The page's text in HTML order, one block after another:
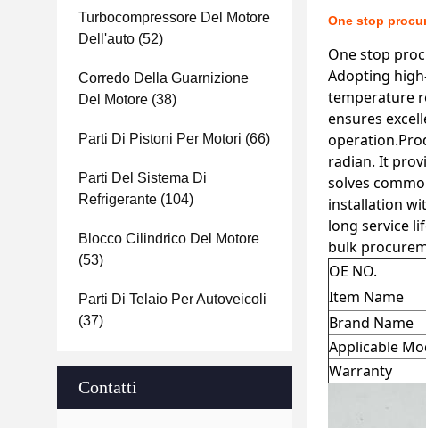
Turbocompressore Del Motore
Dell'auto (52)
Corredo Della Guarnizione
Del Motore (38)
Parti Di Pistoni Per Motori (66)
Parti Del Sistema Di
Refrigerante (104)
Blocco Cilindrico Del Motore
(53)
Parti Di Telaio Per Autoveicoli
(37)
Contatti
One stop
One stop
Adopting
temperature
ensures
radian. It
solves
installation
long service
bulk
OE NO.
Item Name
Brand Name
Applicable
Warranty